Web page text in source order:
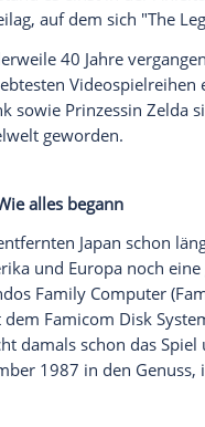
Uhr
ein junger Link
und Prinzessin
die auch heute
Zeit" drohte
verloren". Ein junger
gebieten und
So stand es einst
beilag, auf dem
mittlerweile 40
beliebtesten
Link sowie